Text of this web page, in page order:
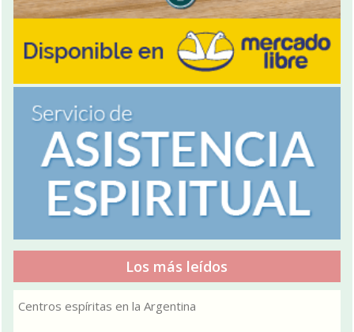
Los más leídos
Centros espíritas en la Argentina